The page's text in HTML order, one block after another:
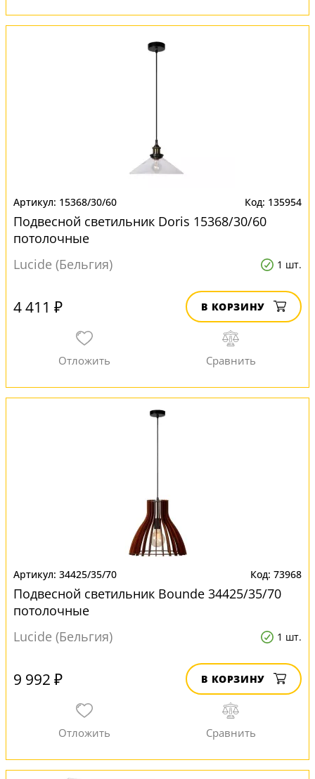
15368/30/60 135954
Подвесной светильник Doris 15368/30/60
потолочные
Lucide (Бельгия)
1 шт.
4 411 ₽ В КОРЗИНУ
34425/35/70 73968
Подвесной светильник Bounde 34425/35/70
потолочные
Lucide (Бельгия)
1 шт.
9 992 ₽ В КОРЗИНУ